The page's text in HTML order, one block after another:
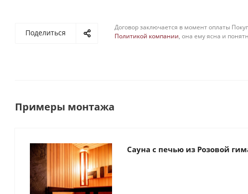
Поделиться
Договор заключается в момент оплаты
Политикой компании, она ему ясна и
Примеры монтажа
Сауна с печью из Розовой